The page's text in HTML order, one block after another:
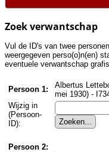
Zoek verwantschap
Vul de ID's van twee
weergegeven perso(o)n(en)
eventuele verwantschap
Persoon 1:
Albertus
mei 1930) -
Wijzig in
(Persoon-
ID):
Persoon 2: